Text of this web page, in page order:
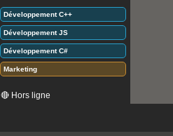
Développement C++
Développement JS
Développement C#
Marketing
🔴 Hors ligne